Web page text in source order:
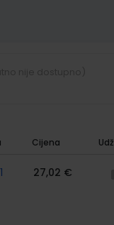
Cijena
27,02 €